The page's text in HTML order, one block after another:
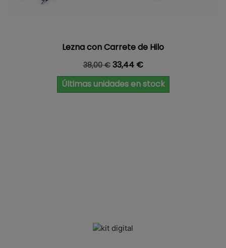
Lezna con Carrete de Hilo
Precio base
38,00 € Precio
33,44 €
Últimas unidades en stock